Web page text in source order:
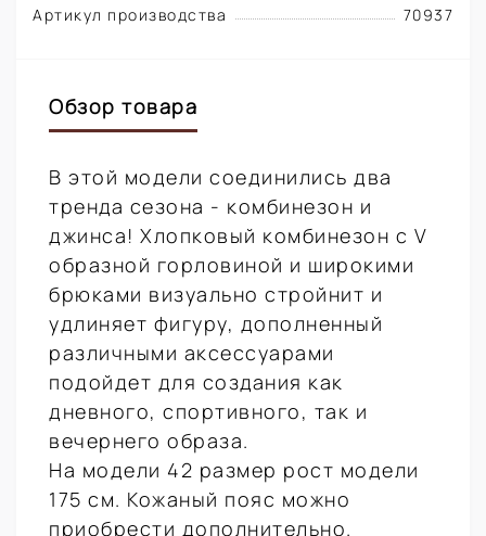
Артикул производства
70937
Обзор товара
В этой модели соединились два
тренда сезона - комбинезон и
джинса! Хлопковый комбинезон с V
образной горловиной и широкими
брюками визуально стройнит и
удлиняет фигуру, дополненный
различными аксессуарами
подойдет для создания как
дневного, спортивного, так и
вечернего образа.
На модели 42 размер рост модели
175 см. Кожаный пояс можно
приобрести дополнительно.